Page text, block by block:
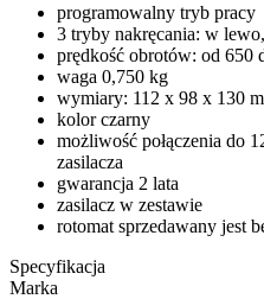
programowalny tryb pracy
3 tryby nakręcania: w
prędkość obrotów: od 650
waga 0,750 kg
wymiary: 112 x 98 x 130
kolor czarny
możliwość połączenia do
zasilacza
gwarancja 2 lata
zasilacz w zestawie
rotomat sprzedawany jest
Specyfikacja
Marka